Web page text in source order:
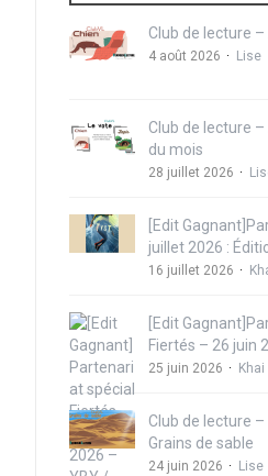
Club de lecture
4 août 2026 Lise
Club de lecture
du mois
28 juillet 2026
[Edit
juillet 2026 :
16 juillet 2026
[Edit
Fiertés – 26 juin
25 juin 2026 Khai
Club de lecture
Grains de sable
24 juin 2026 Lise